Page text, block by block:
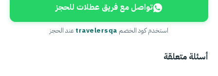
تواصل مع فريق عطلات للحجز
استخدم كود الخصم travelersqaعند الحجز
أسئلة متعلقة